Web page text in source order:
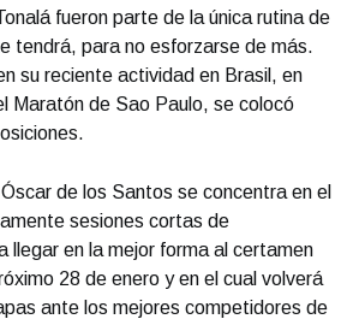
fueron parte de la única rutina de
tendrá, para no esforzarse de más.
su reciente actividad en Brasil, en
Maratón de Sao Paulo, se colocó
de los Santos se concentra en el
sesiones cortas de
llegar en la mejor forma al certamen
28 de enero y en el cual volverá
ante los mejores competidores de